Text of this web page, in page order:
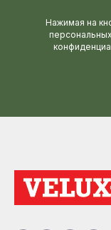
Нажимая на